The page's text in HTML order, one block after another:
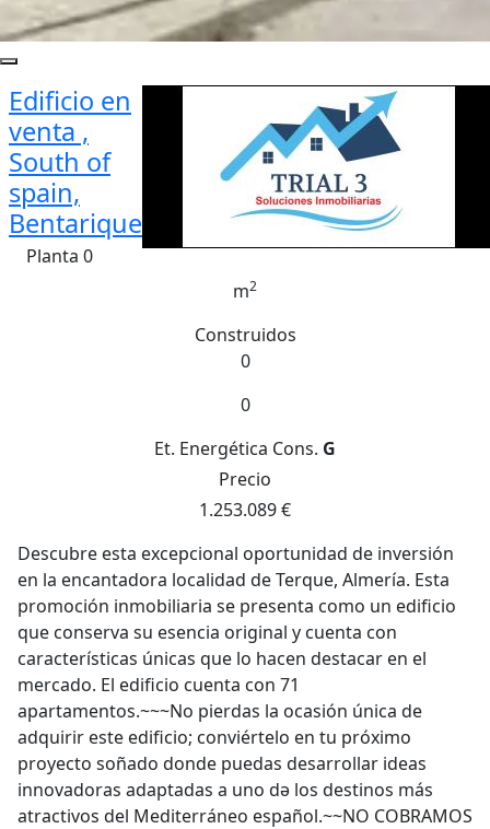
Edificio en
venta ,
South of
spain,
Bentarique
Planta 0
m2
Construidos
0
0
Et. Energética Cons. G
Precio
1.253.089 €
Descubre esta excepcional oportunidad de inversión
en la encantadora localidad de Terque, Almería. Esta
promoción inmobiliaria se presenta como un edificio
que conserva su esencia original y cuenta con
características únicas que lo hacen destacar en el
mercado. El edificio cuenta con 71
apartamentos.~~~No pierdas la ocasión única de
adquirir este edificio; conviértelo en tu próximo
proyecto soñado donde puedas desarrollar ideas
innovadoras adaptadas a uno də los destinos más
atractivos del Mediterráneo español.~~NO COBRAMOS